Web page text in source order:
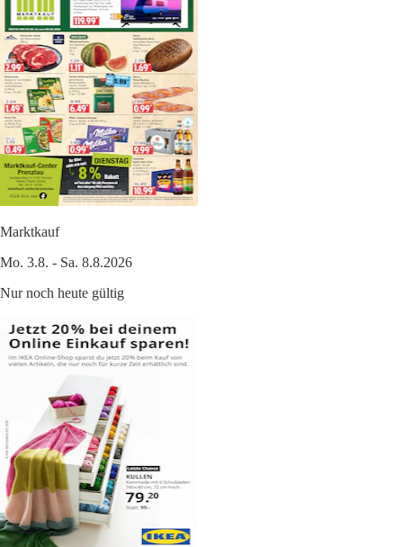
Marktkauf
Mo. 3.8. - Sa. 8.8.2026
Nur noch heute gültig